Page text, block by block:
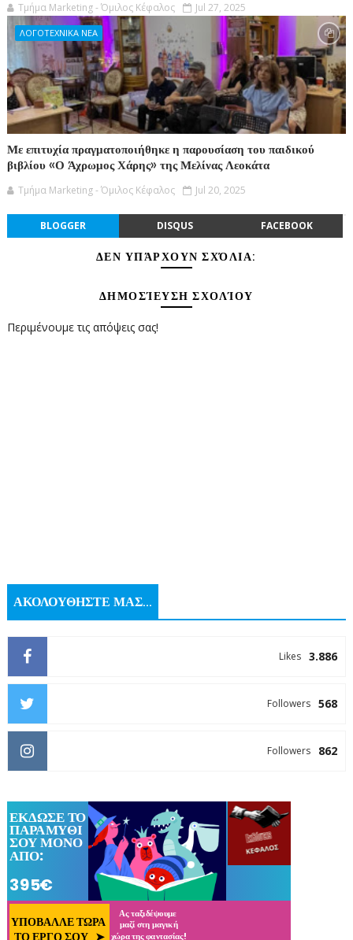
Τμήμα Marketing - Όμιλος Κέφαλος Jul 27, 2025
ΛΟΓΟΤΕΧΝΙΚΑ ΝΕΑ
Με επιτυχία πραγματοποιήθηκε η παρουσίαση του παιδικού
βιβλίου «Ο Άχρωμος Χάρης» της Μελίνας Λεοκάτα
Τμήμα Marketing - Όμιλος Κέφαλος Jul 20, 2025
BLOGGER DISQUS FACEBOOK
ΔΕΝ ΥΠΆΡΧΟΥΝ ΣΧΌΛΙΑ:
ΔΗΜΟΣΊΕΥΣΗ ΣΧΟΛΊΟΥ
Περιμένουμε τις απόψεις σας!
ΑΚΟΛΟΥΘΗΣΤΕ ΜΑΣ...
3.886
Likes
568
Followers
862
Followers